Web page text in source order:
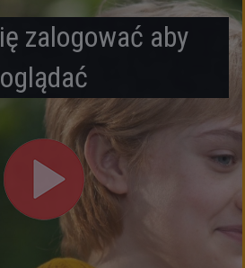
zalogować aby
oglądać